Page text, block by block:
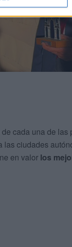
cada una de
las ciudades
en valor los